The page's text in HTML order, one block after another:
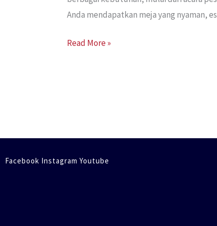
Anda mendapatkan meja yang nyaman,
Read More »
Facebook Instagram Youtube